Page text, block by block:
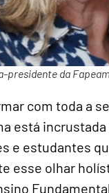
presidente da
com toda a
está
e estudantes
esse olhar